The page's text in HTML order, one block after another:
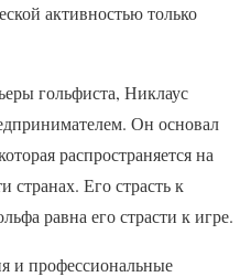
активностью только
гольфиста, Никлаус
Он основал
распространяется на
странах. Его страсть к
равна его страсти к игре.
и профессиональные